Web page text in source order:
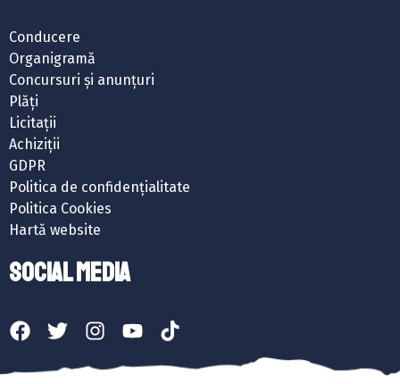
Conducere
Organigramă
Concursuri și anunțuri
Plăți
Licitații
Achiziții
GDPR
Politica de confidențialitate
Politica Cookies
Hartă website
SOCIAL MEDIA